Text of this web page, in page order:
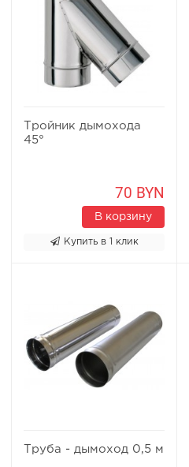
Тройник дымохода
45°
70 BYN
В корзину
Купить в 1 клик
Труба - дымоход 0,5 м